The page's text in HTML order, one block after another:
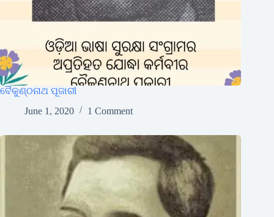
ବୈକୁଣ୍ଠନାଥ ପୂଜାରୀ
June 1, 2020
1 Comment